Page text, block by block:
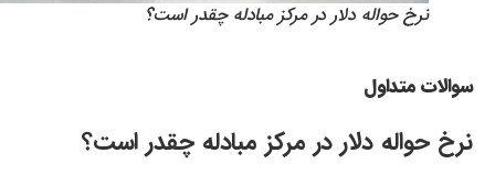
نرخ حواله دلار در مرکز مبادله چقدر است؟
سوالات متداول
نرخ حواله دلار در مرکز مبادله چقدر است؟